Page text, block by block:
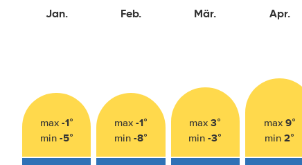
Jan.
max -1°
min -5°
Feb.
max -1°
min -8°
Mär.
max3°
min-3°
Apr.
max 9°
min2°